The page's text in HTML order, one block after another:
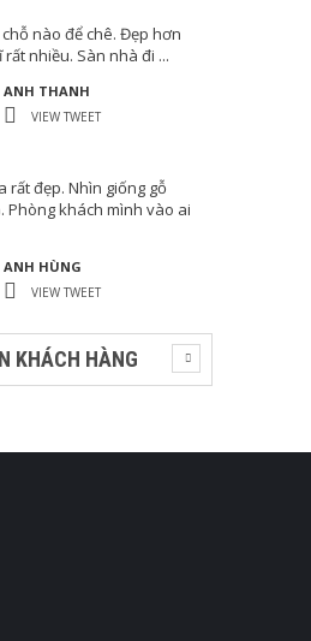
nào để chê. Đẹp hơn
nhiều. Sàn nhà đi ...
ANH THANH
VIEW TWEET
rất đẹp. Nhìn giống gỗ
Phòng khách mình vào ai
ANH HÙNG
VIEW TWEET
KHÁCH HÀNG